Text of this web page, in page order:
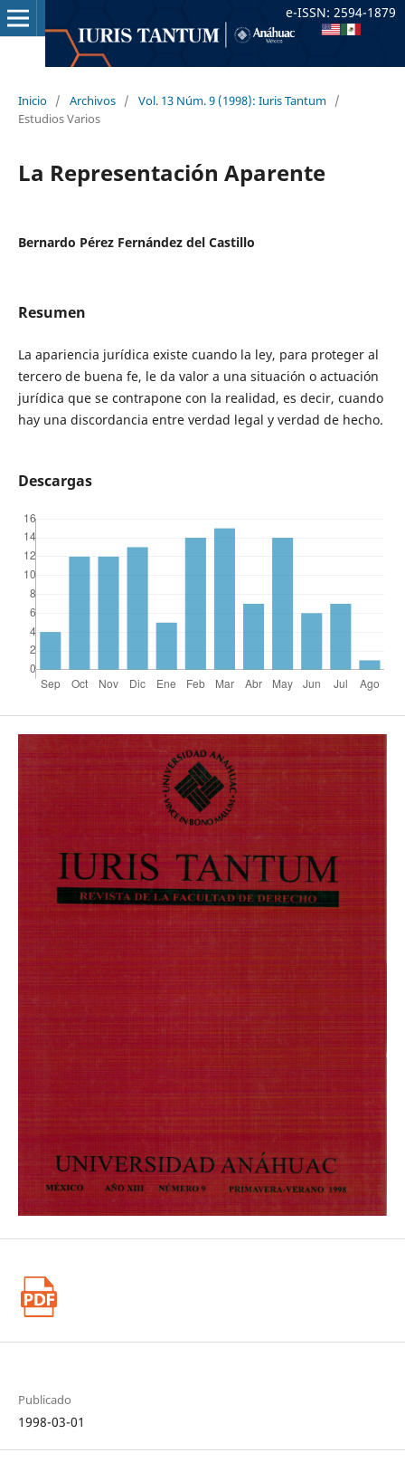
Inicio / Archivos / Vol. 13 Núm. 9 (1998): Iuris Tantum /
Estudios Varios
La Representación Aparente
Bernardo Pérez Fernández del Castillo
Resumen
La apariencia jurídica existe cuando la ley, para proteger al
tercero de buena fe, le da valor a una situación o actuación
jurídica que se contrapone con la realidad, es decir, cuando
hay una discordancia entre verdad legal y verdad de hecho.
Descargas
Publicado
1998-03-01
e-ISSN: 2594-1879